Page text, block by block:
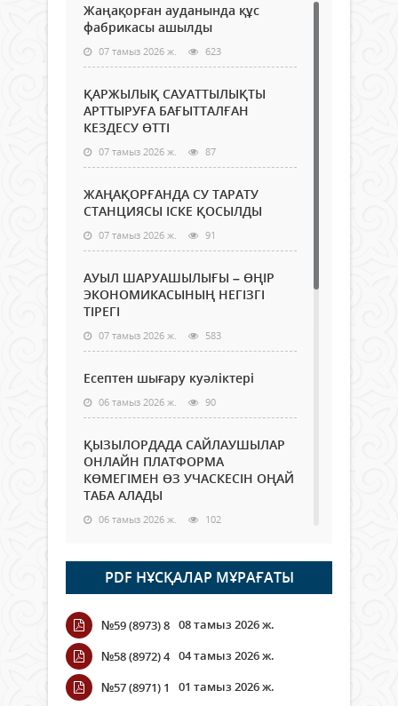
Жаңақорған ауданында құс
фабрикасы ашылды
07 тамыз 2026 ж. 623
ҚАРЖЫЛЫҚ САУАТТЫЛЫҚТЫ
АРТТЫРУҒА БАҒЫТТАЛҒАН
КЕЗДЕСУ ӨТТІ
07 тамыз 2026 ж. 87
ЖАҢАҚОРҒАНДА СУ ТАРАТУ
СТАНЦИЯСЫ ІСКЕ ҚОСЫЛДЫ
07 тамыз 2026 ж. 91
АУЫЛ ШАРУАШЫЛЫҒЫ – ӨҢІР
ЭКОНОМИКАСЫНЫҢ НЕГІЗГІ
ТІРЕГІ
07 тамыз 2026 ж. 583
Есептен шығару куәліктері
06 тамыз 2026 ж. 90
ҚЫЗЫЛОРДАДА САЙЛАУШЫЛАР
ОНЛАЙН ПЛАТФОРМА
КӨМЕГІМЕН ӨЗ УЧАСКЕСІН ОҢАЙ
ТАБА АЛАДЫ
06 тамыз 2026 ж. 102
Open Air: Қызылорда облысы
полиция департаменті 20
мыңнан астам көрерменнің
қауіпсіздігін қамтамасыз етті
06 тамыз 2026 ж.
Wi-Fi ҚАБЫРҒА АРҚЫЛЫ ҚАЛАЙ
ӨТЕДІ?
PDF НҰСҚАЛАР МҰРАҒАТЫ
№59 (8973) 8 08 тамыз 2026 ж.
№58 (8972) 4 04 тамыз 2026 ж.
№57 (8971) 1
01 тамыз 2026 ж.